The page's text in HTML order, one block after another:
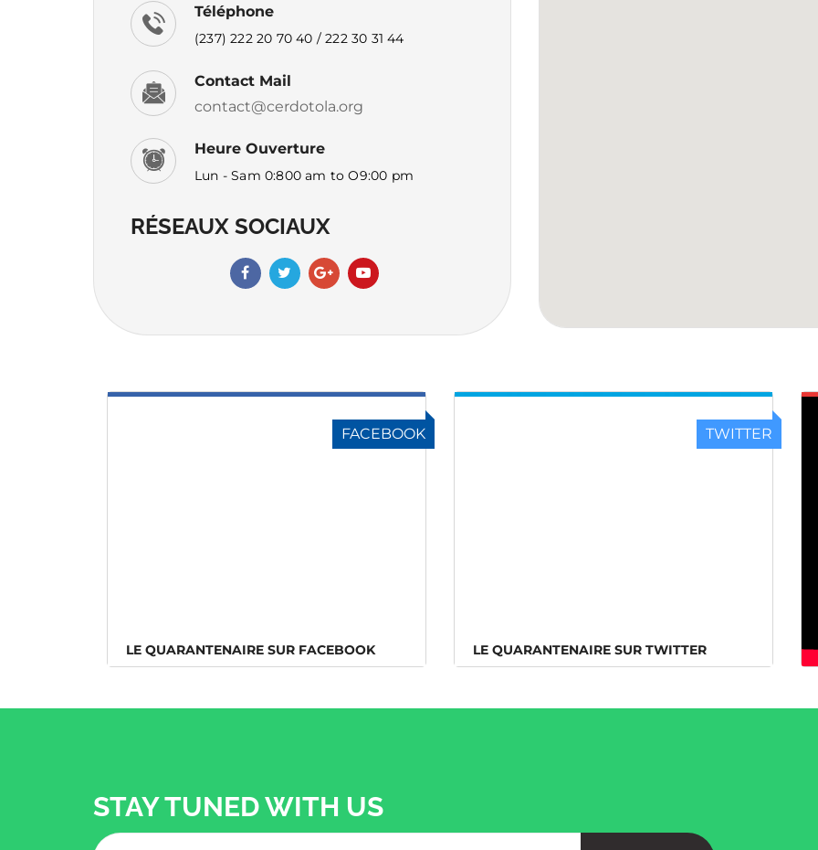
Téléphone
(237) 222 20 70 40 / 222 30 31 44
Contact Mail
contact@cerdotola.org
Heure Ouverture
Lun - Sam 0:800 am to O9:00 pm
RÉSEAUX SOCIAUX
FACEBOOK
LE QUARANTENAIRE SUR FACEBOOK
TWITTER
LE QUARANTENAIRE SUR TWITTER
STAY TUNED WITH US